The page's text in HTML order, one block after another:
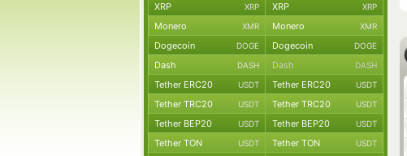
XRP XRP XRP XRP
Monero XMR Monero XMR
Dogecoin DOGE Dogecoin DOGE
Dash DASH Dash DASH
Tether ERC20 USDT Tether ERC20 USDT
Tether TRC20 USDT Tether TRC20 USDT
Tether BEP20 USDT Tether BEP20 USDT
Tether TON USDT Tether TON USDT